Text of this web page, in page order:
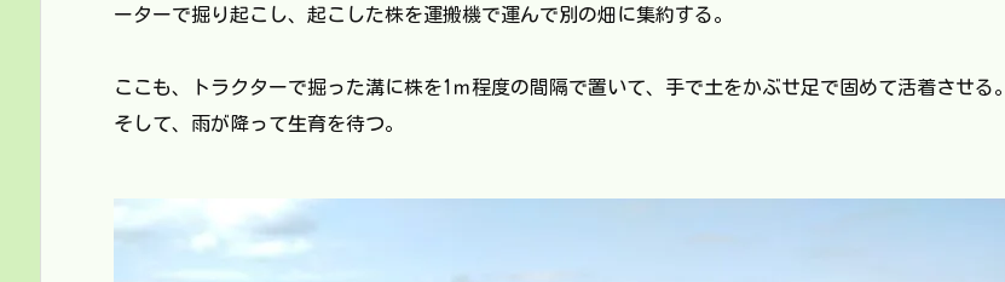
ーターで掘り起こし、起こした株を運搬機で運んで別の畑に集約する。
ここも、トラクターで掘った溝に株を1ｍ程度の間隔で置いて、手で土をかぶせ足で固めて活着させる。
そして、雨が降って生育を待つ。